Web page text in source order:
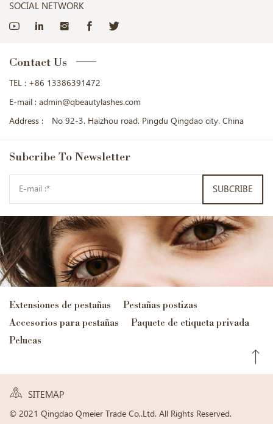
SOCIAL NETWORK
Contact Us
TEL : +86 13386391472
E-mail : admin@qbeautylashes.com
Address :
No 92-3. Haizhou road. Pingdu Qingdao city. China
Subcribe To Newsletter
SUBCRIBE
Extensiones de pestañas
Pestañas postizas
Accesorios para pestañas
Paquete de etiqueta privada
Pelucas
SITEMAP
© 2021 Qingdao Qmeier Trade Co,.Ltd. All Rights Reserved.